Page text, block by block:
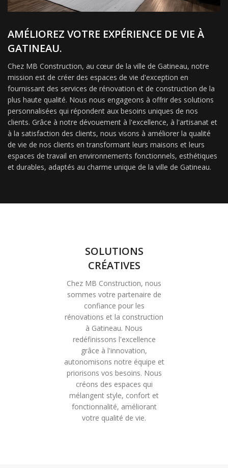
AMÉLIOREZ VOTRE EXPÉRIENCE DE VIE À
GATINEAU.
Chez MB Construction, au cœur de la ville de Gatineau, notre
mission est de créer des espaces de vie d'exception en
fournissant des services de rénovation et de construction de la
plus haute qualité. Nous nous engageons à offrir des solutions
personnalisées qui répondent aux besoins uniques de nos
clients. Grâce à notre dévouement à l'excellence, à l'artisanat et
à la satisfaction des clients, nous visons à améliorer la qualité
de vie de nos clients en transformant leurs maisons et leurs
espaces de travail en environnements fonctionnels, esthétiques
et durables, adaptés au charme unique de la ville de Gatineau.
SOLUTIONS
CRÉATIVES
Chez MB Construction, nous
sommes votre partenaire de
confiance pour les
rénovations et la construction
à Gatineau. Nous
redéfinissons l'excellence
grâce à l'innovation,
autonomisons notre équipe et
priorisons vos besoins. Nous
créons des espaces qui
mélangent style, confort et
fonctionnalité, améliorant
votre qualité de vie.